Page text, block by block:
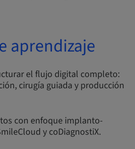
aprendizaje
el flujo digital completo:
cirugía guiada y producción
con enfoque implanto-
y coDiagnostiX.